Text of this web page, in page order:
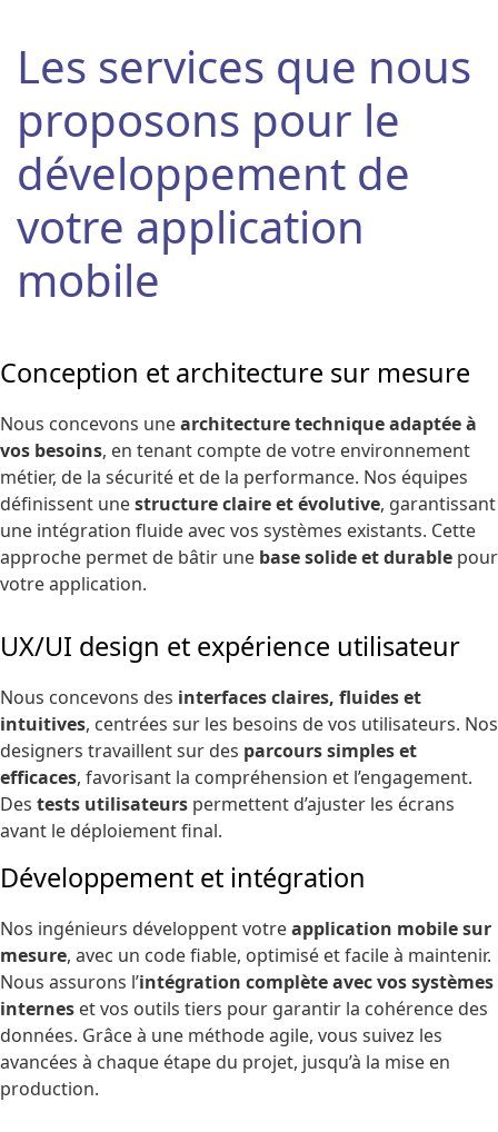
Les services que nous
proposons pour le
développement de
votre application
mobile
Conception et architecture sur mesure
Nous concevons unearchitecture technique adaptée à
vos besoins, en tenant compte de votre environnement
métier, de la sécurité et de la performance. Nos équipes
définissent unestructure claire et évolutive, garantissant
une intégration fluide avec vos systèmes existants. Cette
approche permet de bâtir une base solide et durable pour
votre application.
UX/UI design et expérience utilisateur
Nous concevons des interfaces claires, fluides et
intuitives, centrées sur les besoins de vos utilisateurs. Nos
designers travaillent sur des parcours simples et
efficaces, favorisant la compréhension et l’engagement.
Des tests utilisateurs permettent d’ajuster les écrans
avant le déploiement final.
Développement et intégration
Nos ingénieurs développent votreapplication mobile sur
mesure, avec un code fiable, optimisé et facile à maintenir.
Nous assurons l’intégration complète avec vos systèmes
internes et vos outils tiers pour garantir la cohérence des
données. Grâce à une méthode agile, vous suivez les
avancées à chaque étape du projet, jusqu’à la mise en
production.